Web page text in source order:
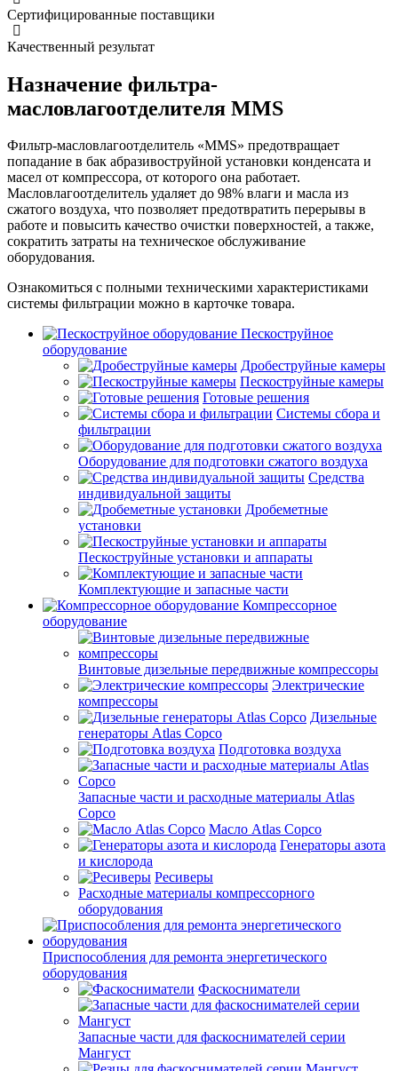
Сертифицированные поставщики
Качественный результат
Назначение фильтра-
масловлагоотделителя MMS
Фильтр-масловлагоотделитель «MMS» предотвращает
попадание в бак абразивоструйной установки конденсата и
масел от компрессора, от которого она работает.
Масловлагоотделитель удаляет до 98% влаги и масла из
сжатого воздуха, что позволяет предотвратить перерывы в
работе и повысить качество очистки поверхностей, а также,
сократить затраты на техническое обслуживание
оборудования.
Ознакомиться с полными техническими характеристиками
системы фильтрации можно в карточке товара.
Пескоструйное
оборудование
Дробеструйные камеры
Пескоструйные камеры
Готовые решения
Системы сбора и
фильтрации
Оборудование для подготовки сжатого воздуха
Средства
индивидуальной защиты
Дробеметные
установки
Пескоструйные установки и аппараты
Комплектующие и запасные части
Компрессорное
оборудование
Винтовые дизельные передвижные компрессоры
Электрические
компрессоры
Дизельные
генераторы Atlas Copco
Подготовка воздуха
Запасные части и расходные материалы Atlas
Copco
Масло Atlas Copco
Генераторы азота
и кислорода
Ресиверы
Расходные материалы компрессорного
оборудования
Приспособления для ремонта энергетического
оборудования
Фаскосниматели
Запасные части для фаскоснимателей серии
Мангуст